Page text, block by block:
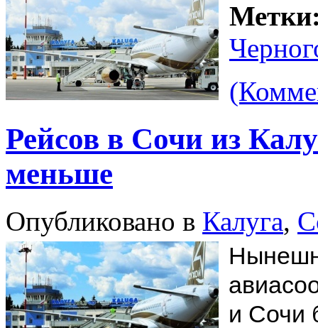
Рейсов в Сочи из
меньше
Опубликовано в Калуга,
и Сочи